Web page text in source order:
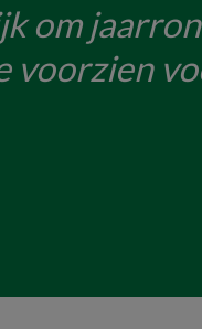
om
voorzien